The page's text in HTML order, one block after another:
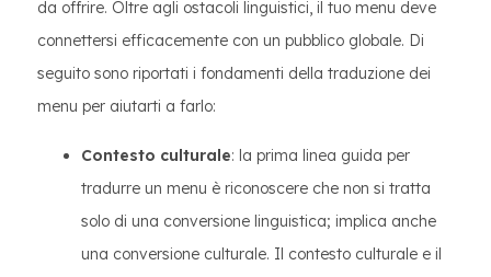
da offrire. Oltre agli ostacoli linguistici, il tuo menu deve
connettersi efficacemente con un pubblico globale. Di
seguito sono riportati i fondamenti della traduzione dei
menu per aiutarti a farlo:
Contesto culturale: la prima linea guida per
tradurre un menu è riconoscere che non si tratta
solo di una conversione linguistica; implica anche
una conversione culturale. Il contesto culturale e il